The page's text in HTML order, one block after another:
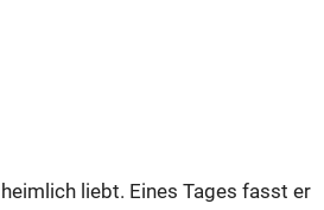
liebt. Eines Tages fasst er